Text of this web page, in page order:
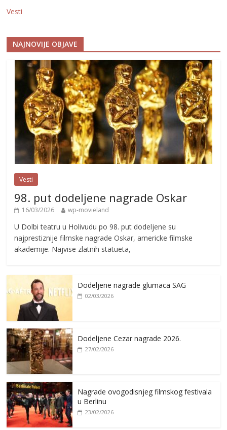
Vesti
NAJNOVIJE OBJAVE
Vesti
98. put dodeljene nagrade Oskar
16/03/2026 wp-movieland
U Dolbi teatru u Holivudu po 98. put dodeljene su
najprestiznije filmske nagrade Oskar, americke filmske
akademije. Najvise zlatnih statueta,
Dodeljene nagrade glumaca SAG
02/03/2026
Dodeljene Cezar nagrade 2026.
27/02/2026
Nagrade ovogodisnjeg filmskog festivala
u Berlinu
23/02/2026